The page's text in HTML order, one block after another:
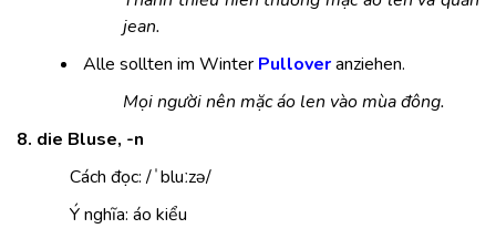
jean.
Alle sollten im Winter Pulloveranziehen.
Mọi người nên mặc áo len vào mùa đông.
8. die Bluse, -n
Cách đọc: /ˈbluːzə/
Ý nghĩa: áo kiểu